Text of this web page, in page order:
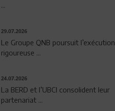
...
29.07.2026
Le Groupe QNB poursuit l’exécution
rigoureuse ...
24.07.2026
La BERD et l’UBCI consolident leur
partenariat ...